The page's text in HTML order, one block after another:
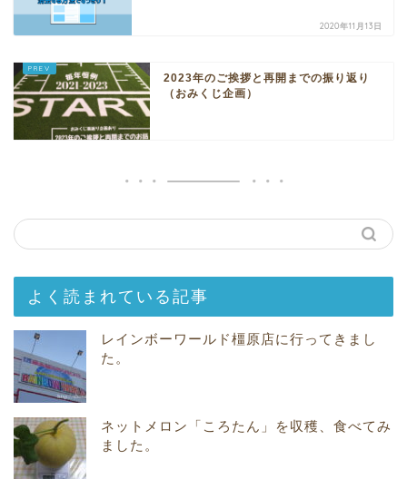
2020年11月13日
2023年のご挨拶と再開までの振り返り
（おみくじ企画）
よく読まれている記事
レインボーワールド橿原店に行ってきまし
た。
ネットメロン「ころたん」を収穫、食べてみ
ました。